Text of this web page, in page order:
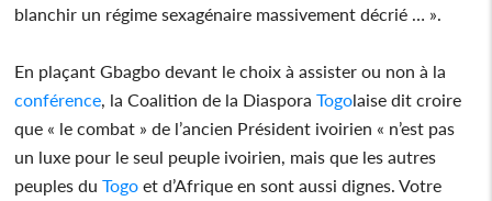
blanchir un régime sexagénaire massivement décrié … ».
En plaçant Gbagbo devant le choix à assister ou non à la
conférence , la Coalition de la Diaspora Togolaise dit croire
que « le combat » de l’ancien Président ivoirien « n’est pas
un luxe pour le seul peuple ivoirien, mais que les autres
peuples du Togo et d’Afrique en sont aussi dignes. Votre